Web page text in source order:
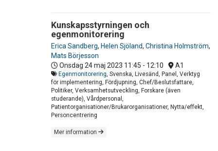
Kunskapsstyrningen och
egenmonitorering
Erica Sandberg, Helen Sjöland, Christina Holmström,
Mats Börjesson
Onsdag 24 maj 2023 11:45 - 12:10 A1
Egenmonitorering , Svenska, Livesänd, Panel, Verktyg
för implementering, Fördjupning, Chef/Beslutsfattare,
Politiker, Verksamhetsutveckling, Forskare (även
studerande), Vårdpersonal,
Patientorganisationer/Brukarorganisationer, Nytta/effekt,
Personcentrering
Mer information